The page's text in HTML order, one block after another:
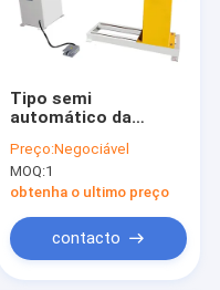
Tipo semi
automático da
máquina de
enrolamento da
bobina da alta
transformador
Preço:Negociável
MOQ:1
obtenha o ultimo preço
contacto